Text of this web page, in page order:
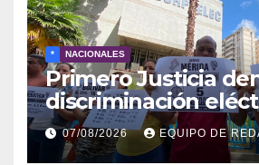
* NACIONALES
Primero Justicia
discriminación
interior del país
07/08/2026 EQUIPO DE